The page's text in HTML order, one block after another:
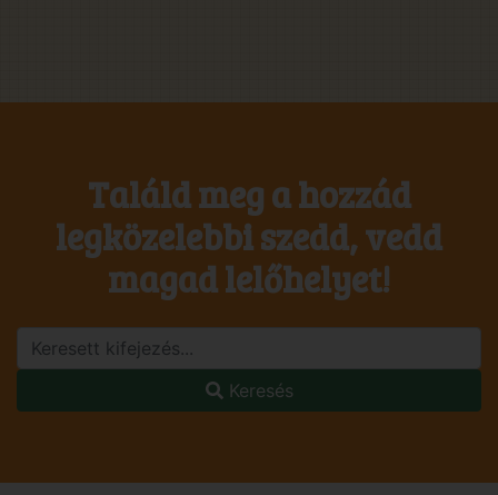
Találd meg a hozzád
legközelebbi szedd, vedd
magad lelőhelyet!
Keresés